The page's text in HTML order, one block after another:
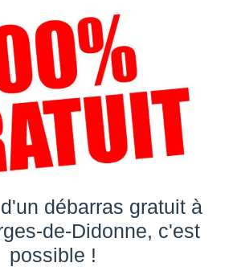
débarras gratuit à
de-Didonne, c'est
possible !